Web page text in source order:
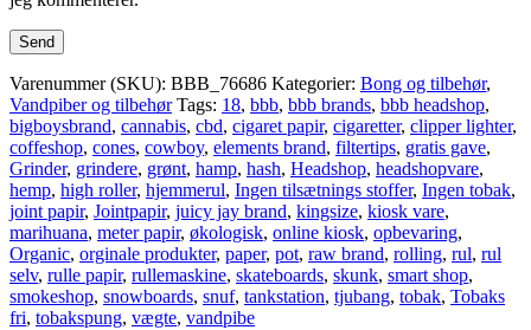
Varenummer (SKU): BBB_76686 Kategorier: Bong og tilbehør,
Vandpiber og tilbehør Tags: 18, bbb, bbb brands, bbb headshop,
bigboysbrand, cannabis, cbd, cigaret papir, cigaretter, clipper lighter,
coffeshop, cones, cowboy, elements brand, filtertips, gratis gave,
Grinder, grindere, grønt, hamp, hash, Headshop, headshopvare,
hemp, high roller, hjemmerul, Ingen tilsætnings stoffer, Ingen tobak,
joint papir, Jointpapir, juicy jay brand, kingsize, kiosk vare,
marihuana, meter papir, økologisk, online kiosk, opbevaring,
Organic, orginale produkter, paper, pot, raw brand, rolling, rul, rul
selv, rulle papir, rullemaskine, skateboards, skunk, smart shop,
smokeshop, snowboards, snuf, tankstation, tjubang, tobak, Tobaks
fri, tobakspung, vægte, vandpibe